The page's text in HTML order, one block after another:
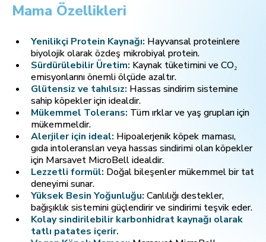
Mama Özellikleri
Yenilikçi Protein Kaynağı: Hayvansal proteinlere
biyolojik olarak özdeş mikrobiyal protein.
Sürdürülebilir Üretim: Kaynak tüketimini ve CO₂
emisyonlarını önemli ölçüde azaltır.
Glütensiz ve tahılsız: Hassas sindirim sistemine
sahip köpekler için idealdir.
Mükemmel Tolerans: Tüm ırklar ve yaş grupları için
mükemmeldir.
Alerjiler için ideal: Hipoalerjenik köpek maması,
gıda intoleransları veya hassas sindirimi olan köpekler
için Marsavet MicroBell idealdir.
Lezzetli formül: Doğal bileşenler mükemmel bir tat
deneyimi sunar.
Yüksek Besin Yoğunluğu: Canlılığı destekler,
bağışıklık sistemini güçlendirir ve sindirimi teşvik eder.
Kolay sindirilebilir karbonhidrat kaynağı olarak
tatlı patates içerir.